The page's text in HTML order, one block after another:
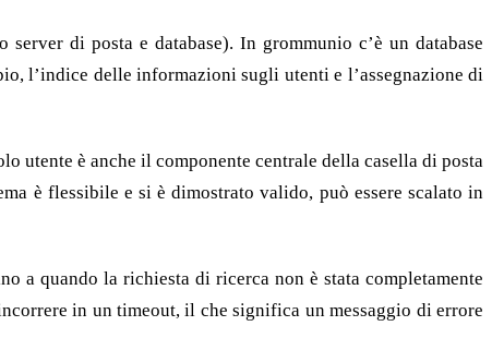
di posta e database). In grommunio c’è un database
l’indice delle informazioni sugli utenti e l’assegnazione di
utente è anche il componente centrale della casella di posta
è flessibile e si è dimostrato valido, può essere scalato in
a quando la richiesta di ricerca non è stata completamente
in un timeout, il che significa un messaggio di errore